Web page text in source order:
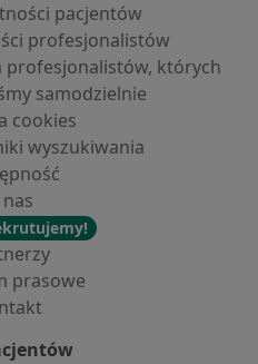
pacjentów
profesjonalistów
profesjonalistów, których
samodzielnie
cookies
wyszukiwania
prasowe